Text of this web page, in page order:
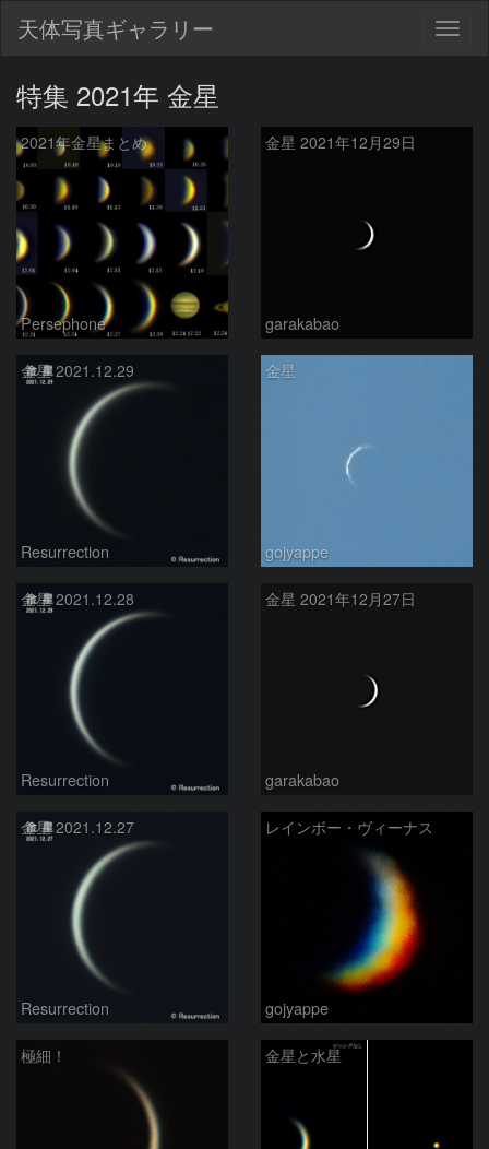
天体写真ギャラリー
特集 2021年 金星
2021年金星まとめ
Persephone
金星 2021年12月29日
garakabao
金星 2021.12.29
Resurrection
金星
gojyappe
金星 2021.12.28
Resurrection
金星 2021年12月27日
garakabao
金星 2021.12.27
Resurrection
レインボー・ヴィーナス
gojyappe
極細！ 金星と水星